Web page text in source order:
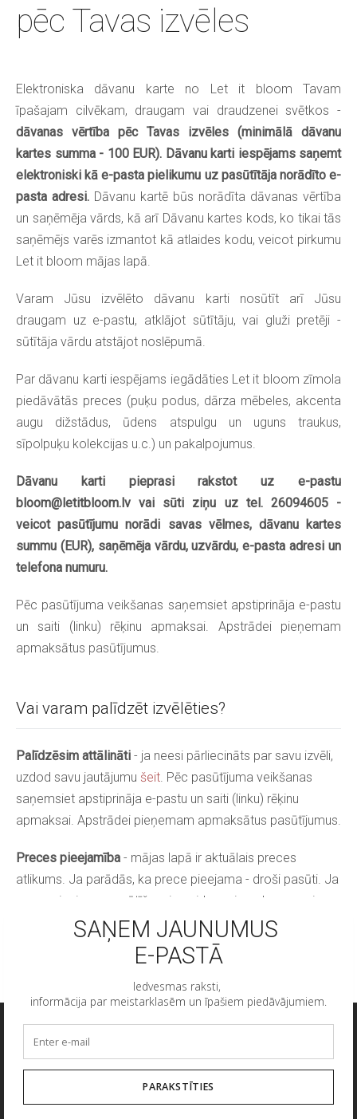
Vai varam palīdzēt izvēlēties?
Palīdzēsim attālināti - ja neesi pārliecināts par savu izvēli,
uzdod savu jautājumu šeit. Pēc pasūtījuma veikšanas
saņemsiet apstiprināja e-pastu un saiti (linku) rēķinu
apmaksai. Apstrādei pieņemam apmaksātus pasūtījumus.
Preces pieejamība - mājas lapā ir aktuālais preces
atlikums. Ja parādās, ka prece pieejama - droši pasūti. Ja
prece pieejama pasūtīšanai - gaidam pievedumu pavisam
drīz, droši pasūti un rezervē sev!
pēc Tavas izvēles
Elektroniska dāvanu karte no Let it bloom Tavam
īpašajam cilvēkam, draugam vai draudzenei svētkos -
dāvanas vērtība pēc Tavas izvēles (minimālā dāvanu
kartes summa - 100 EUR). Dāvanu karti iespējams saņemt
elektroniski kā e-pasta pielikumu uz pasūtītāja norādīto e-
pasta adresi. Dāvanu kartē būs norādīta dāvanas vērtība
un saņēmēja vārds, kā arī Dāvanu kartes kods, ko tikai tās
saņēmējs varēs izmantot kā atlaides kodu, veicot pirkumu
Let it bloom mājas lapā.
Varam Jūsu izvēlēto dāvanu karti nosūtīt arī Jūsu
draugam uz e-pastu, atklājot sūtītāju, vai gluži pretēji -
sūtītāja vārdu atstājot noslēpumā.
Par dāvanu karti iespējams iegādāties Let it bloom zīmola
piedāvātās preces (puķu podus, dārza mēbeles, akcenta
augu dižstādus, ūdens atspulgu un uguns traukus,
sīpolpuķu kolekcijas u.c.) un pakalpojumus.
Dāvanu karti pieprasi rakstot uz e-pastu
bloom@letitbloom.lv vai sūti ziņu uz tel. 26094605 -
veicot pasūtījumu norādi savas vēlmes, dāvanu kartes
summu (EUR), saņēmēja vārdu, uzvārdu, e-pasta adresi un
telefona numuru.
Pēc pasūtījuma veikšanas saņemsiet apstiprināja e-pastu
un saiti (linku) rēķinu apmaksai. Apstrādei pieņemam
apmaksātus pasūtījumus.
Mēs lietojam sīkfailus pakalpojuma
pakalpojuma uzlabošanai. Uzzināt vairāk
Pielāgot